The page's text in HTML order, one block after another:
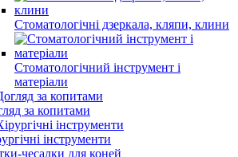
Стоматологічні дзеркала, кляпи, клини
Стоматологічний інструмент і
матеріали
за копитами
інструменти
чесалки для коней